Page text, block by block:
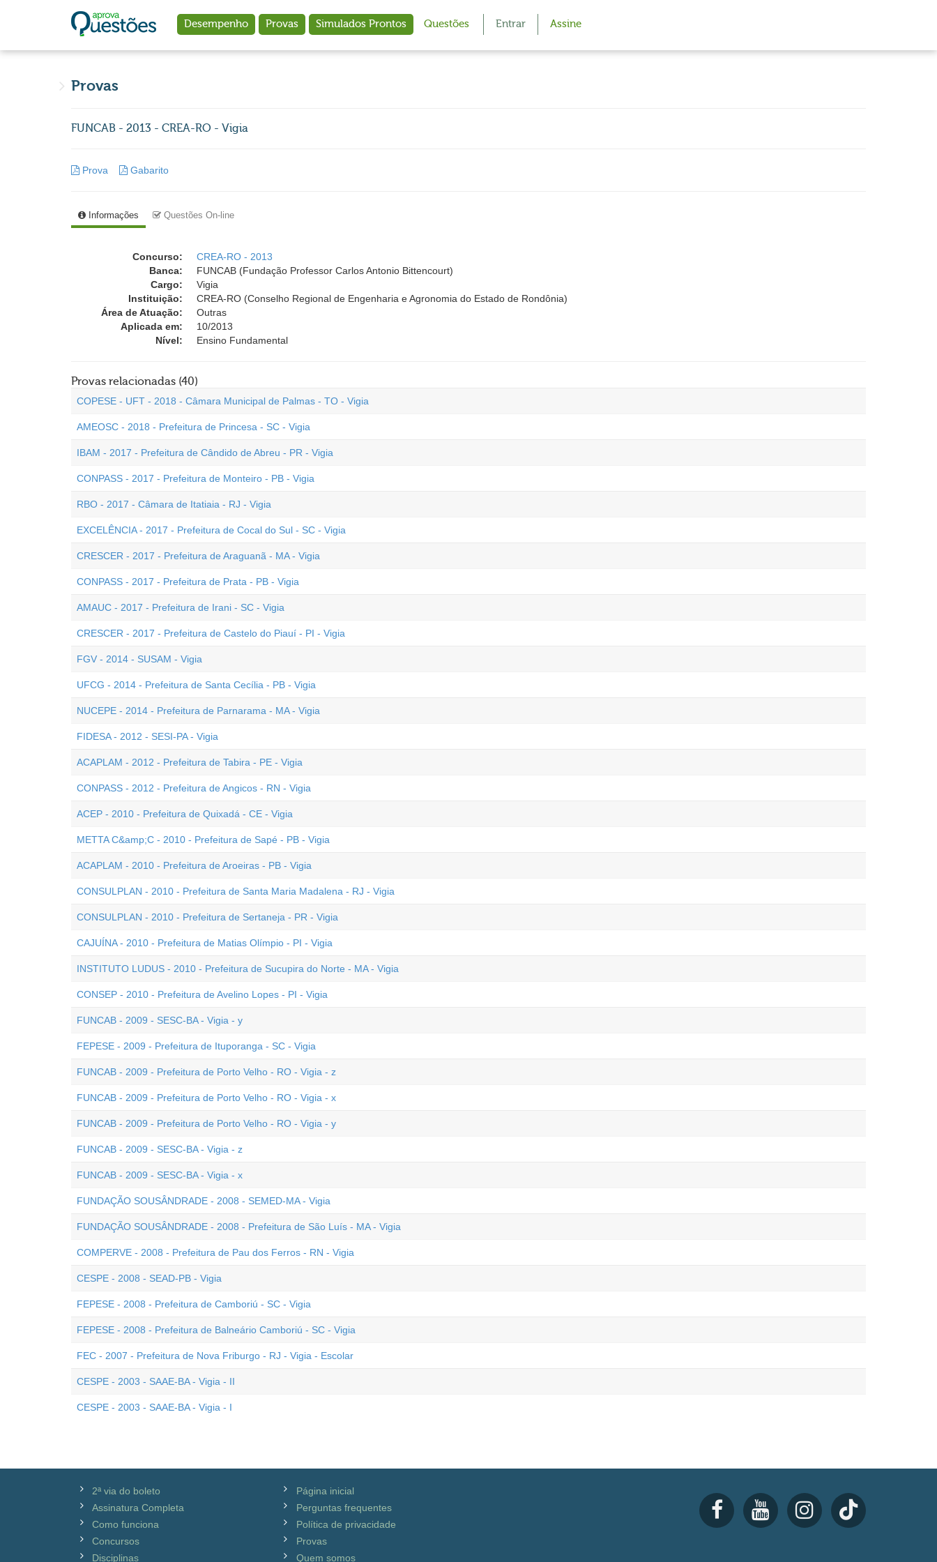
Desempenho Provas Simulados Prontos Questões Entrar Assine
Provas
FUNCAB - 2013 - CREA-RO - Vigia
Prova Gabarito
Informações Questões On-line
Concurso:
CREA-RO - 2013
Banca:
FUNCAB (Fundação Professor Carlos Antonio Bittencourt)
Cargo:
Vigia
Instituição:
CREA-RO (Conselho Regional de Engenharia e Agronomia do Estado de Rondônia)
Área de Atuação:
Outras
Aplicada em:
10/2013
Nível:
Ensino Fundamental
Provas relacionadas (40)
COPESE - UFT - 2018 - Câmara Municipal de Palmas - TO - Vigia
AMEOSC - 2018 - Prefeitura de Princesa - SC - Vigia
IBAM - 2017 - Prefeitura de Cândido de Abreu - PR - Vigia
CONPASS - 2017 - Prefeitura de Monteiro - PB - Vigia
RBO - 2017 - Câmara de Itatiaia - RJ - Vigia
EXCELÊNCIA - 2017 - Prefeitura de Cocal do Sul - SC - Vigia
CRESCER - 2017 - Prefeitura de Araguanã - MA - Vigia
CONPASS - 2017 - Prefeitura de Prata - PB - Vigia
AMAUC - 2017 - Prefeitura de Irani - SC - Vigia
CRESCER - 2017 - Prefeitura de Castelo do Piauí - PI - Vigia
FGV - 2014 - SUSAM - Vigia
UFCG - 2014 - Prefeitura de Santa Cecília - PB - Vigia
NUCEPE - 2014 - Prefeitura de Parnarama - MA - Vigia
FIDESA - 2012 - SESI-PA - Vigia
ACAPLAM - 2012 - Prefeitura de Tabira - PE - Vigia
CONPASS - 2012 - Prefeitura de Angicos - RN - Vigia
ACEP - 2010 - Prefeitura de Quixadá - CE - Vigia
METTA C&amp;C - 2010 - Prefeitura de Sapé - PB - Vigia
ACAPLAM - 2010 - Prefeitura de Aroeiras - PB - Vigia
CONSULPLAN - 2010 - Prefeitura de Santa Maria Madalena - RJ - Vigia
CONSULPLAN - 2010 - Prefeitura de Sertaneja - PR - Vigia
CAJUÍNA - 2010 - Prefeitura de Matias Olímpio - PI - Vigia
INSTITUTO LUDUS - 2010 - Prefeitura de Sucupira do Norte - MA - Vigia
CONSEP - 2010 - Prefeitura de Avelino Lopes - PI - Vigia
FUNCAB - 2009 - SESC-BA - Vigia - y
FEPESE - 2009 - Prefeitura de Ituporanga - SC - Vigia
FUNCAB - 2009 - Prefeitura de Porto Velho - RO - Vigia - z
FUNCAB - 2009 - Prefeitura de Porto Velho - RO - Vigia - x
FUNCAB - 2009 - Prefeitura de Porto Velho - RO - Vigia - y
FUNCAB - 2009 - SESC-BA - Vigia - z
FUNCAB - 2009 - SESC-BA - Vigia - x
FUNDAÇÃO SOUSÂNDRADE - 2008 - SEMED-MA - Vigia
FUNDAÇÃO SOUSÂNDRADE - 2008 - Prefeitura de São Luís - MA - Vigia
COMPERVE - 2008 - Prefeitura de Pau dos Ferros - RN - Vigia
CESPE - 2008 - SEAD-PB - Vigia
FEPESE - 2008 - Prefeitura de Camboriú - SC - Vigia
FEPESE - 2008 - Prefeitura de Balneário Camboriú - SC - Vigia
FEC - 2007 - Prefeitura de Nova Friburgo - RJ - Vigia - Escolar
CESPE - 2003 - SAAE-BA - Vigia - II
CESPE - 2003 - SAAE-BA - Vigia - I
2ª via do boleto
Assinatura Completa
Como funciona
Concursos
Disciplinas
Página inicial
Perguntas frequentes
Política de privacidade
Provas
Quem somos